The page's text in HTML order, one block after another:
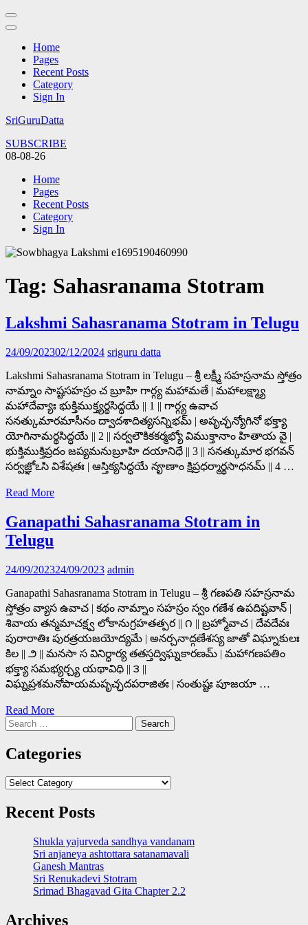
Home
Pages
Recent Posts
Category
Sign In
Skip
content
(Press
SriGuruDatta
SUBSCRIBE
08-08-26
Home
Pages
Recent Posts
Category
Sign In
Tag: Sahasranama Stotram
Lakshmi Sahasranama Stotram in Telugu
24/09/202302/12/2024 sriguru datta
Lakshmi Sahasranama Stotram in Telugu – శ్రీ లక్ష్మీ సహస్రనామ స్తోత్రం
నామ్నాం సాష్టసహస్రం చ బ్రూహి గార్గ్య మహామతే | మహాలక్ష్మ్యా
మహాదేవ్యాః భుక్తిముక్త్యర్థసిద్ధయే || 1 || గార్గ్య ఉవాచ
సనత్కుమారమాసీనం ద్వాదశాదిత్యసన్నిభమ్ | అపృచ్ఛన్యోగినో భక్త్యా
యోగినామర్థసిద్ధయే || 2 || సర్వలౌకికకర్మభ్యో విముక్తానాం హితాయ వై |
భుక్తిముక్తిప్రదం జప్యమనుబ్రూహి దయానిధే || 3 || సనత్కుమార భగవన్
సర్వజ్ఞోఽసి విశేషతః | ఆస్తిక్యసిద్ధయే నౄణాం క్షిప్రధర్మార్థసాధనమ్ || 4 …
Read More
Ganapathi Sahasranama Stotram in
Telugu
24/09/202324/09/2023 admin
Ganapathi Sahasranama Stotram in Telugu – శ్రీ గణపతి సహస్రనామ
స్తోత్రం వ్యాస ఉవాచ | కథం నామ్నాం సహస్రం స్వం గణేశ ఉపదిష్టవాన్ |
శివాయ తన్మమాచక్ష్వ లోకానుగ్రహతత్పర || ౧ || బ్రహ్మోవాచ | దేవదేవః
పురారాతిః పురత్రయజయోద్యమే | అనర్చనాద్గణేశస్య జాతో విఘ్నాకులః
కిల || ౨ || మనసా స వినిర్ధార్య తతస్తద్విఘ్నకారణమ్ | మహాగణపతిం
భక్త్యా సమభ్యర్చ్య యథావిధి || ౩ ||
విఘ్నప్రశమనోపాయమపృచ్ఛదపరాజితః | సంతుష్టః పూజయా …
Read More
Search
for:
Categories
Categories
Recent Posts
Shukla yajurveda sandhya vandanam
Sri anjaneya ashtottara satanamavali
Ganesh Mantras
Sri Renukadevi Stotram
Srimad Bhagavad Gita Chapter 2.2
Archives